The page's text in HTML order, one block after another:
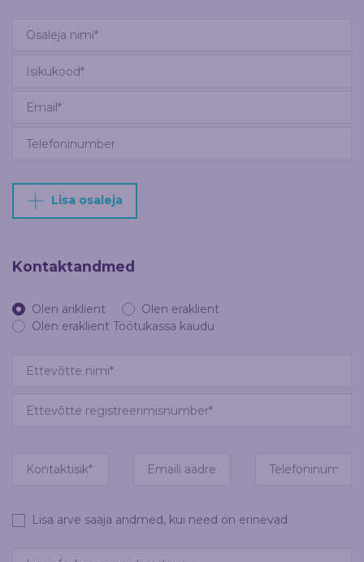
Lisa osaleja
Kontaktandmed
Olen äriklient
Olen eraklient
Olen eraklient Töötukassa kaudu
Lisa arve saaja andmed, kui need on erinevad